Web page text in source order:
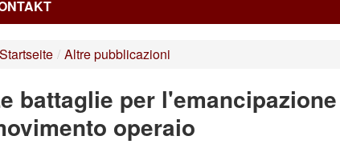
Startseite / Altre pubblicazioni
battaglie per
operaio